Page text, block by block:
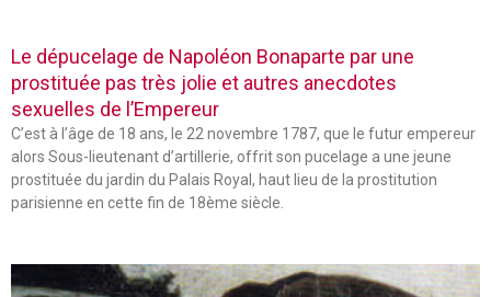
Le dépucelage de Napoléon Bonaparte par une
prostituée pas très jolie et autres anecdotes
sexuelles de l’Empereur
C’est à l’âge de 18 ans, le 22 novembre 1787, que le futur empereur
alors Sous-lieutenant d’artillerie, offrit son pucelage a une jeune
prostituée du jardin du Palais Royal, haut lieu de la prostitution
parisienne en cette fin de 18ème siècle.